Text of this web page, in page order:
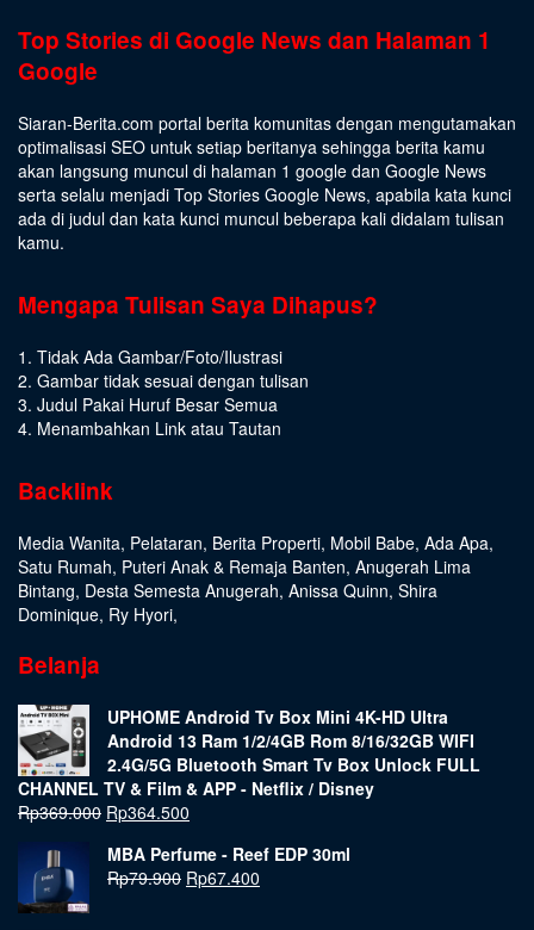
Top Stories di Google News dan Halaman 1
Google
Siaran-Berita.com portal berita komunitas dengan mengutamakan
optimalisasi SEO untuk setiap beritanya sehingga berita kamu
akan langsung muncul di halaman 1 google dan Google News
serta selalu menjadi Top Stories Google News, apabila kata kunci
ada di judul dan kata kunci muncul beberapa kali didalam tulisan
kamu.
Mengapa Tulisan Saya Dihapus?
1. Tidak Ada Gambar/Foto/Ilustrasi
2. Gambar tidak sesuai dengan tulisan
3. Judul Pakai Huruf Besar Semua
4. Menambahkan Link atau Tautan
Backlink
Media Wanita, Pelataran, Berita Properti, Mobil Babe, Ada Apa,
Satu Rumah, Puteri Anak & Remaja Banten, Anugerah Lima
Bintang, Desta Semesta Anugerah, Anissa Quinn, Shira
Dominique, Ry Hyori,
Belanja
UPHOME Android Tv Box Mini 4K-HD Ultra
Android 13 Ram 1/2/4GB Rom 8/16/32GB WIFI
2.4G/5G Bluetooth Smart Tv Box Unlock FULL
CHANNEL TV & Film & APP - Netflix / Disney
Rp369.000 Rp364.500
MBA Perfume - Reef EDP 30ml
Rp79.900 Rp67.400